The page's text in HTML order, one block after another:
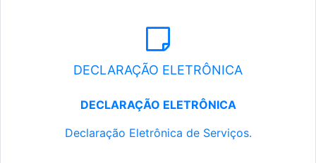
DECLARAÇÃO ELETRÔNICA
DECLARAÇÃO ELETRÔNICA
Declaração Eletrônica de Serviços.